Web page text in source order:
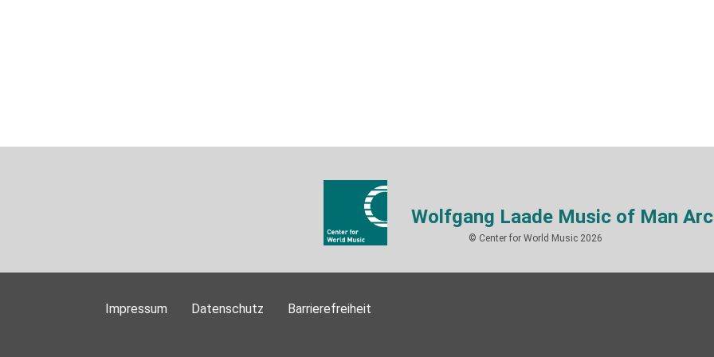
Wolfgang Laade Music of Man
© Center for World Music 2026
Impressum Datenschutz Barrierefreiheit